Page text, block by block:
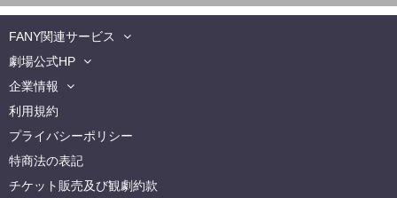
FANY関連サービス
劇場公式HP
企業情報
利用規約
プライバシーポリシー
特商法の表記
チケット販売及び観劇約款